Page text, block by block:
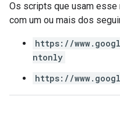
Os scripts que usam
com um ou mais dos
https://
ntonly
https://